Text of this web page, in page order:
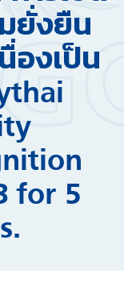
ยั่งยืน
องเป็น
for 5